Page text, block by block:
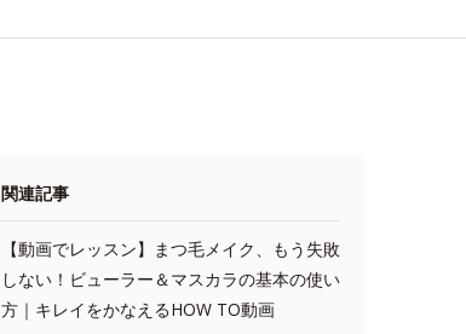
関連記事
【動画でレッスン】まつ毛メイク、もう失敗
しない！ビューラー＆マスカラの基本の使い
方｜キレイをかなえるHOW TO動画